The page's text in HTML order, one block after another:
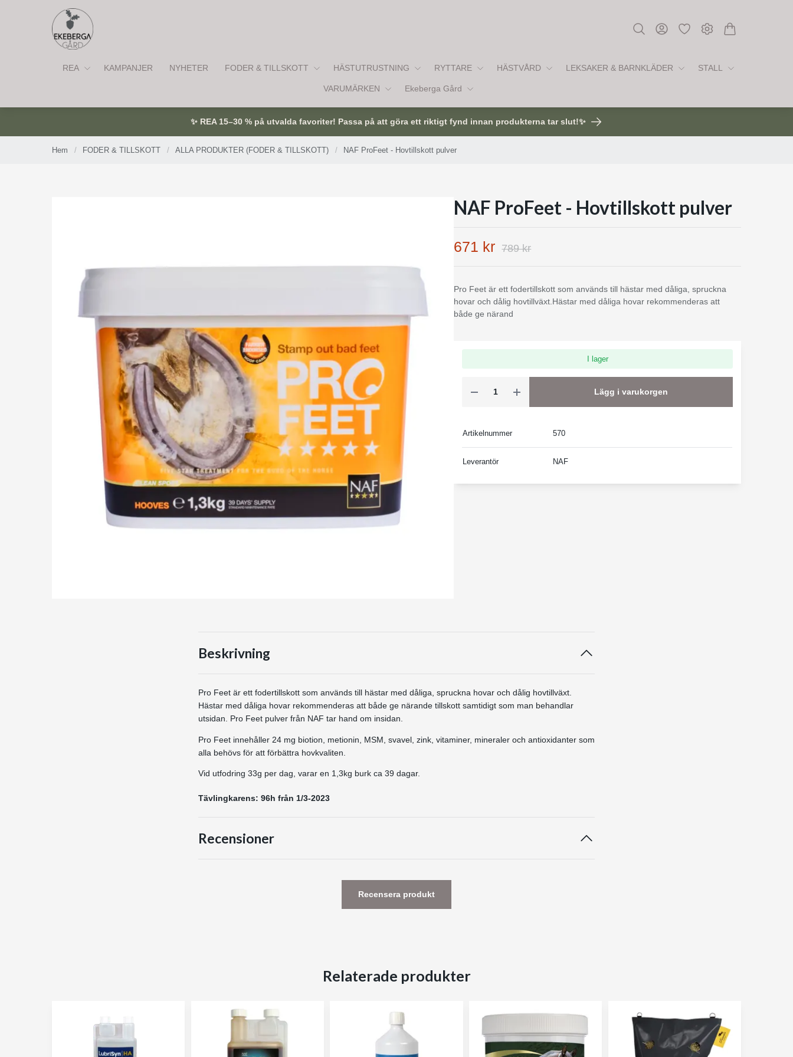
REA KAMPANJER NYHETER FODER & TILLSKOTT HÄSTUTRUSTNING RYTTARE HÄSTVÅRD LEKSAKER & BARNKLÄDER STALL
VARUMÄRKEN Ekeberga Gård
✨ REA 15–30 % på utvalda favoriter! Passa på att göra ett riktigt fynd innan produkterna tar slut!✨
Hem / FODER & TILLSKOTT / ALLA PRODUKTER (FODER & TILLSKOTT) / NAF ProFeet - Hovtillskott pulver
NAF ProFeet - Hovtillskott pulver
671 kr 789 kr
Pro Feet är ett fodertillskott som används till hästar med dåliga, spruckna
hovar och dålig hovtillväxt.Hästar med dåliga hovar rekommenderas att
både ge närand
I lager
Lägg i varukorgen
Artikelnummer 570
Leverantör NAF
Beskrivning
Pro Feet är ett fodertillskott som används till hästar med dåliga, spruckna hovar och dålig hovtillväxt.
Hästar med dåliga hovar rekommenderas att både ge närande tillskott samtidigt som man behandlar
utsidan. Pro Feet pulver från NAF tar hand om insidan.
Pro Feet innehåller 24 mg biotion, metionin, MSM, svavel, zink, vitaminer, mineraler och antioxidanter som
alla behövs för att förbättra hovkvaliten.
Vid utfodring 33g per dag, varar en 1,3kg burk ca 39 dagar.
Tävlingkarens: 96h från 1/3-2023
Recensioner
Recensera produkt
Relaterade produkter